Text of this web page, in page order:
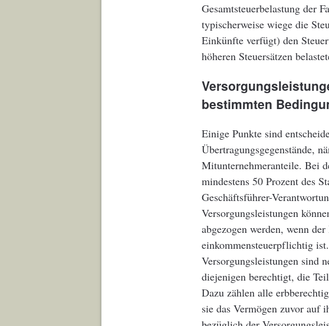
Gesamtsteuerbelastung der
typischerweise wiege die
Einkünfte verfügt) den
höheren Steuersätzen
bestimmten
Einige Punkte sind
Übertragungsgegenstände,
Mitunternehmeranteile. Bei
mindestens 50 Prozent des
Geschäftsführer-
Versorgungsleistungen
abgezogen werden, wenn
einkommensteuerpflichtig
Versorgungsleistungen sind
diejenigen berechtigt, die
Dazu zählen alle
sie das Vermögen zuvor auf